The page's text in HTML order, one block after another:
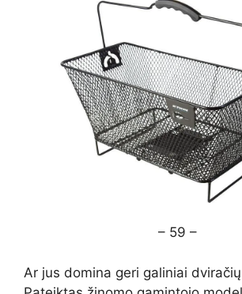
– 59 –
Ar jus domina geri galiniai